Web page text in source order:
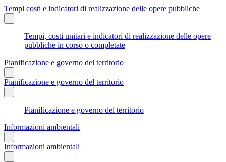
Tempi costi e indicatori di realizzazione delle opere pubbliche
Tempi, costi unitari e indicatori di realizzazione delle opere
pubbliche in corso o completate
Pianificazione e governo del territorio
Pianificazione e governo del territorio
Pianificazione e governo del territorio
Informazioni ambientali
Informazioni ambientali